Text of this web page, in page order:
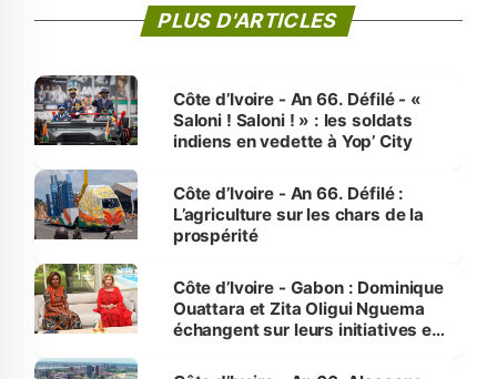
PLUS D'ARTICLES
Côte d’Ivoire - An 66. Défilé - «
Saloni ! Saloni ! » : les soldats
indiens en vedette à Yop’ City
Côte d’Ivoire - An 66. Défilé :
L’agriculture sur les chars de la
prospérité
Côte d’Ivoire - Gabon : Dominique
Ouattara et Zita Oligui Nguema
échangent sur leurs initiatives en
enfants